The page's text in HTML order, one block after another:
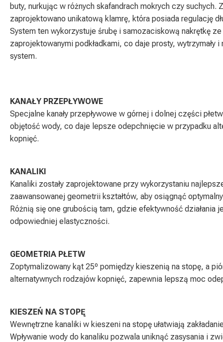
buty, nurkując w różnych skafandrach mokrych czy suchych.
zaprojektowano unikatową klamrę, która posiada regulację
System ten wykorzystuje śrubę i samozaciskową nakrętkę
zaprojektowanymi podkładkami, co daje prosty, wytrzymały
system.
KANAŁY PRZEPŁYWOWE
Specjalne kanały przepływowe w górnej i dolnej części
objętość wody, co daje lepsze odepchnięcie w przypadku
kopnięć.
KANALIKI
Kanaliki zostały zaprojektowane przy wykorzystaniu
zaawansowanej geometrii kształtów, aby osiągnąć
Różnią się one grubością tam, gdzie efektywność działania
odpowiedniej elastyczności.
GEOMETRIA PŁETW
Zoptymalizowany kąt 25º pomiędzy kieszenią na stopę, a
alternatywnych rodzajów kopnięć, zapewnia lepszą moc
KIESZEŃ NA STOPĘ
Wewnętrzne kanaliki w kieszeni na stopę ułatwiają
Wpływanie wody do kanaliku pozwala uniknąć zasysania i